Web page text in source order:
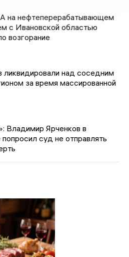
на нефтеперерабатывающем
с Ивановской областью
возгорание
ликвидировали над соседним
за время массированной
Владимир Ярченков в
суд не отправлять